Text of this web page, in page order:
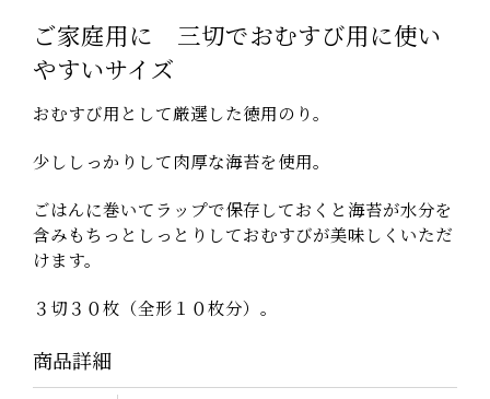
ご家庭用に 三切でおむすび用に使い
やすいサイズ
おむすび用として厳選した徳用のり。
少ししっかりして肉厚な海苔を使用。
ごはんに巻いてラップで保存しておくと海苔が水分を
含みもちっとしっとりしておむすびが美味しくいただ
けます。
３切３０枚（全形１０枚分）。
商品詳細